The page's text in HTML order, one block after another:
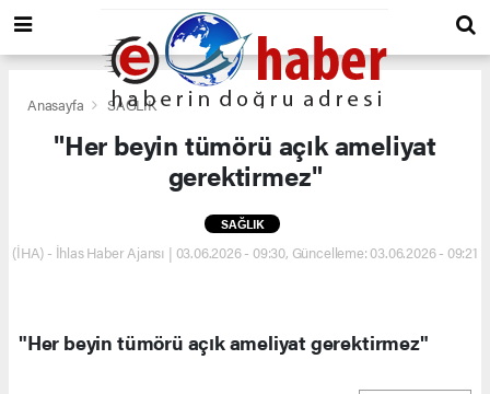
Anasayfa SAĞLIK
"Her beyin tümörü açık ameliyat
gerektirmez"
SAĞLIK
(İHA) - İhlas Haber Ajansı | 03.06.2026 - 09:30, Güncelleme: 03.06.2026 - 09:21
"Her beyin tümörü açık ameliyat gerektirmez"